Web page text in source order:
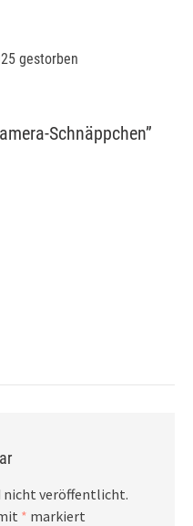
gestorben
Schnäppchen”
nicht veröffentlicht.
* markiert